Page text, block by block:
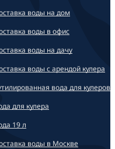
воды на дом
воды в офис
воды на дачу
воды с арендой кулера
вода для кулеров
для кулера
19 л
воды в Москве